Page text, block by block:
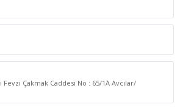
Çakmak Caddesi No : 65/1A Avcılar/